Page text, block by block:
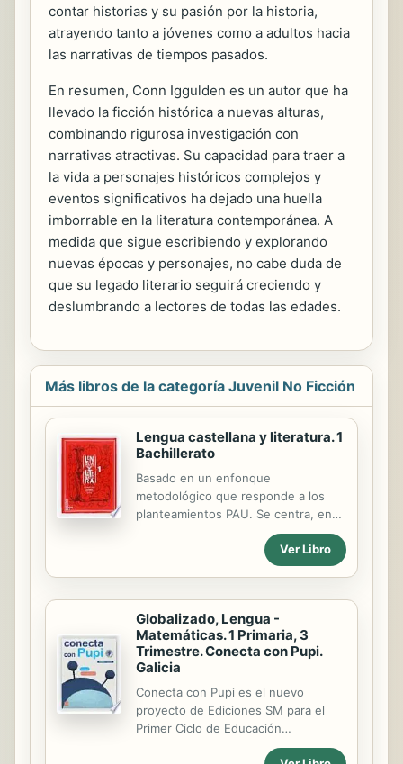
contar historias y su pasión por la historia,
atrayendo tanto a jóvenes como a adultos hacia
las narrativas de tiempos pasados.
En resumen, Conn Iggulden es un autor que ha
llevado la ficción histórica a nuevas alturas,
combinando rigurosa investigación con
narrativas atractivas. Su capacidad para traer a
la vida a personajes históricos complejos y
eventos significativos ha dejado una huella
imborrable en la literatura contemporánea. A
medida que sigue escribiendo y explorando
nuevas épocas y personajes, no cabe duda de
que su legado literario seguirá creciendo y
deslumbrando a lectores de todas las edades.
Más libros de la categoría Juvenil No Ficción
Lengua castellana y literatura. 1
Bachillerato
Basado en un enfonque
metodológico que responde a los
planteamientos PAU. Se centra, en
plantear paso a paso numerosos
análisis lingüísticos a partir de
ejemplos, así como un trabajo
texto. Incluye cuaderno del S. XIX.
Ver Libro
Globalizado, Lengua -
Matemáticas. 1 Primaria, 3
Trimestre. Conecta con Pupi.
Galicia
Conecta con Pupi es el nuevo
proyecto de Ediciones SM para el
Primer Ciclo de Educación
Primaria.Conectar con Pupi supone: